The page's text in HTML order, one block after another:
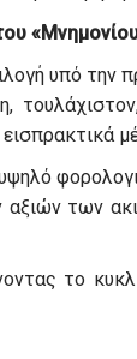
υπό την
αξιών των
το